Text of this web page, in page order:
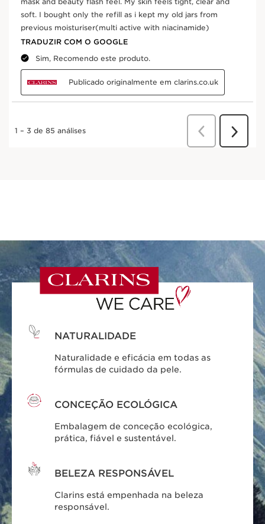
NATURALIDADE
Naturalidade e eficácia em todas as
fórmulas de cuidado da pele.
CONCEÇÃO ECOLÓGICA
Embalagem de conceção ecológica,
prática, fiável e sustentável.
BELEZA RESPONSÁVEL
Clarins está empenhada na beleza
responsável.